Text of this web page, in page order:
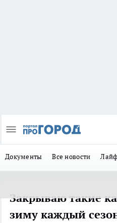
Документы Все новости
Закрываю такие
зиму каждый